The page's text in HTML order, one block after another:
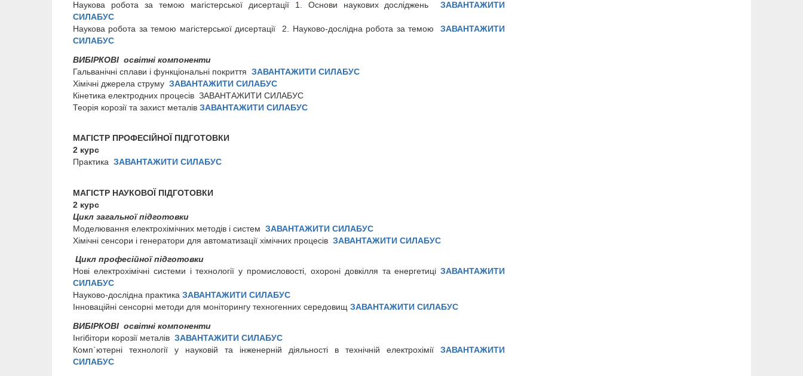
Наукова робота за темою магістерської дисертації 1. Основи наукових дослідженьЗАВАНТАЖИТИ
СИЛАБУС
Наукова робота за темою магістерської дисертації 2. Науково-дослідна робота за темоюЗАВАНТАЖИТИ
СИЛАБУС
ВИБІРКОВІ освітні компоненти
Гальванічні сплави і функціональні покриття ЗАВАНТАЖИТИ СИЛАБУС
Хімічні джерела струму ЗАВАНТАЖИТИ СИЛАБУС
Кінетика електродних процесів ЗАВАНТАЖИТИ СИЛАБУС
Теорія корозії та захист металів ЗАВАНТАЖИТИ СИЛАБУС
МАГІСТР ПРОФЕСІЙНОЇ ПІДГОТОВКИ
2 курс
Практика ЗАВАНТАЖИТИ СИЛАБУС
МАГІСТР НАУКОВОЇ ПІДГОТОВКИ
2 курс
Цикл загальної підготовки
Моделювання електрохімічних методів і систем ЗАВАНТАЖИТИ СИЛАБУС
Хімічні сенсори і генератори для автоматизації хімічних процесів ЗАВАНТАЖИТИ СИЛАБУС
Цикл професійної підготовки
Нові електрохімічні системи і технології у промисловості, охороні довкілля та енергетиціЗАВАНТАЖИТИ
СИЛАБУС
Науково-дослідна практика ЗАВАНТАЖИТИ СИЛАБУС
Інноваційні сенсорні методи для моніторингу техногенних середовищ ЗАВАНТАЖИТИ СИЛАБУС
ВИБІРКОВІ освітні компоненти
Інгібітори корозії металів ЗАВАНТАЖИТИ СИЛАБУС
Комп`ютерні технології у науковій та інженерній діяльності в технічній електрохіміїЗАВАНТАЖИТИ
СИЛАБУС